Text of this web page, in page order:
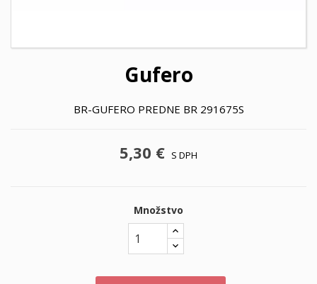
Gufero
BR-GUFERO PREDNE BR 291675S
5,30 € S DPH
Množstvo